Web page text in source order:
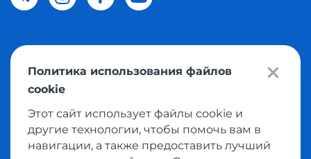
© 2026 Meest Shopping доставка покупок с интернет
магазинов мира в Узбекистан. Все права защищены
Политика конфиденциальности
Публичная оферта
Политика использования файлов
cookie
Этот сайт использует файлы cookie и
другие технологии, чтобы помочь вам в
навигации, а также предоставить лучший